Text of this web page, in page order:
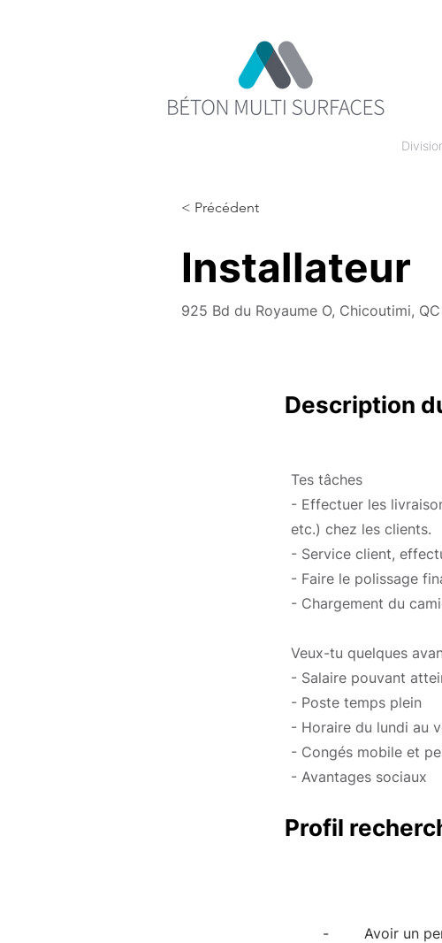
< Précédent
Installateur
925 Bd du Royaume O, Chicoutimi,
Description
Tes tâches
- Effectuer les
etc.) chez les clients.
- Service client,
- Faire le polissage
- Chargement du
Veux-tu quelques
- Salaire pouvant
- Poste temps plein
- Horaire du lundi au
- Congés mobile et
- Avantages sociaux
Profil
-        Avoir un